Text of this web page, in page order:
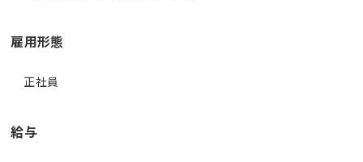
雇用形態
正社員
給与